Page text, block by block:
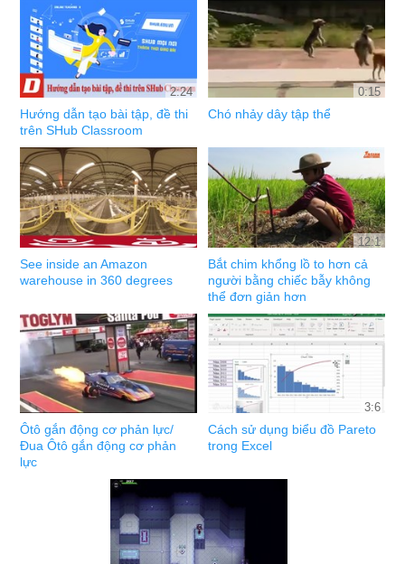
2:24
Hướng dẫn tạo bài tập, đề thi
trên SHub Classroom
0:15
Chó nhảy dây tập thể
See inside an Amazon
warehouse in 360 degrees
12:1
Bắt chim khổng lồ to hơn cả
người bằng chiếc bẫy không
thể đơn giản hơn
Ôtô gắn động cơ phản lực/
Đua Ôtô gắn động cơ phản
lực
3:6
Cách sử dụng biểu đồ Pareto
trong Excel